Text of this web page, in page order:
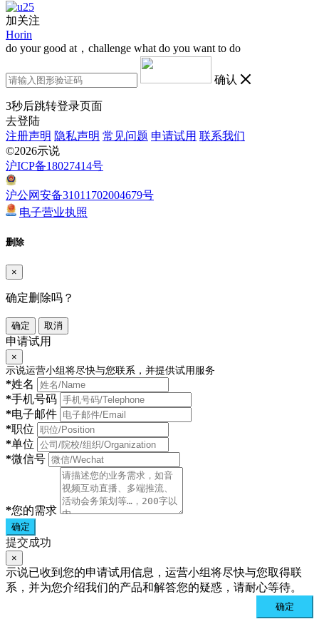
加关注
Horin
do your good at，challenge what do you want to do
确认
3秒后跳转登录页面
去登陆
注册声明 隐私声明 常见问题 申请试用 联系我们
©2026示说
沪ICP备18027414号
沪公网安备31011702004679号
电子营业执照
删除
×
确定删除吗？
确定 取消
申请试用
×
示说运营小组将尽快与您联系，并提供试用服务
*姓名
*手机号码
*电子邮件
*职位
*单位
*微信号
*您的需求
确定
提交成功
×
示说已收到您的申请试用信息，运营小组将尽快与您取得联
系，并为您介绍我们的产品和解答您的疑惑，请耐心等待。
确定